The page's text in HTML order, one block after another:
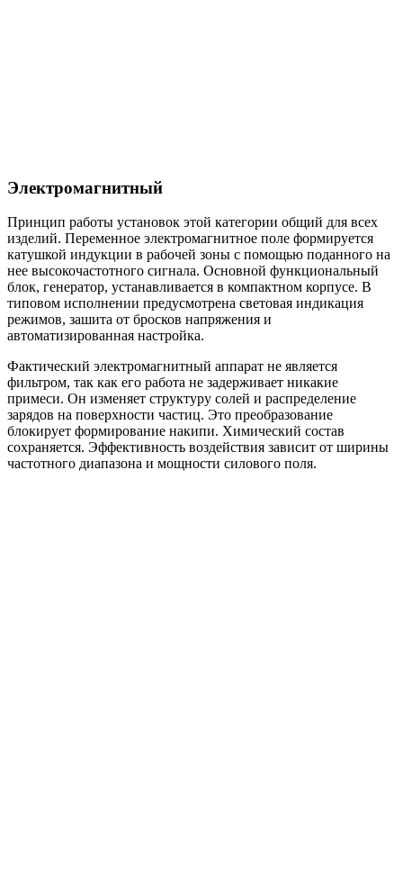
Электромагнитный
Принцип работы установок этой категории общий для всех
изделий. Переменное электромагнитное поле формируется
катушкой индукции в рабочей зоны с помощью поданного на
нее высокочастотного сигнала. Основной функциональный
блок, генератор, устанавливается в компактном корпусе. В
типовом исполнении предусмотрена световая индикация
режимов, зашита от бросков напряжения и
автоматизированная настройка.
Фактический электромагнитный аппарат не является
фильтром, так как его работа не задерживает никакие
примеси. Он изменяет структуру солей и распределение
зарядов на поверхности частиц. Это преобразование
блокирует формирование накипи. Химический состав
сохраняется. Эффективность воздействия зависит от ширины
частотного диапазона и мощности силового поля.